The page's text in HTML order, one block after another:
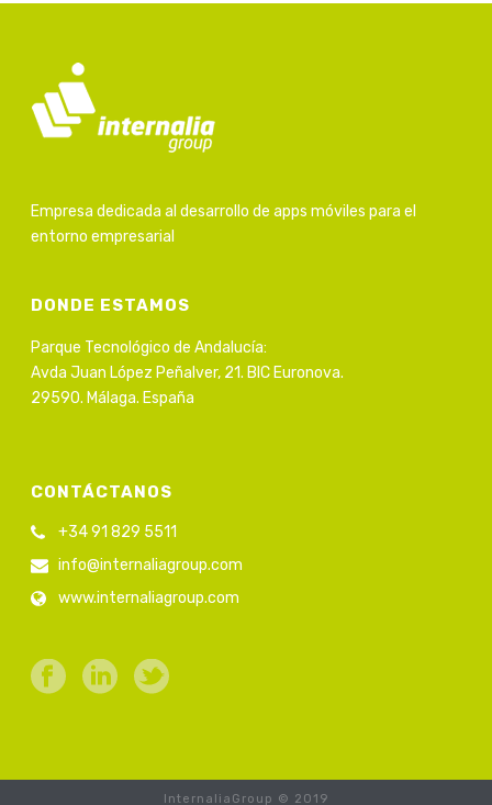
Empresa dedicada al desarrollo de apps móviles para el
entorno empresarial
DONDE ESTAMOS
Parque Tecnológico de Andalucía:
Avda Juan López Peñalver, 21. BIC Euronova.
29590. Málaga. España
CONTÁCTANOS
+34 91 829 5511
info@internaliagroup.com
www.internaliagroup.com
InternaliaGroup © 2019